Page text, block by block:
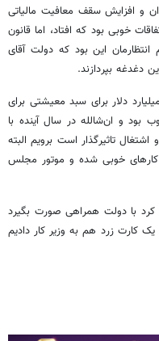
و افزایش سقف معافیت مالیاتی
خوبی بود که افتاد، اما قانون
این بود که دولت آقای
بپردازند.
دلار برای سبد معیشتی برای
و ان‌شالله در سال آینده با
تاثیرگذار است برویم البته
کارهای خوبی شده و موتور مجلس
با دولت همراهی صورت بگیرد
کارت زرد هم به وزیر کار دادیم